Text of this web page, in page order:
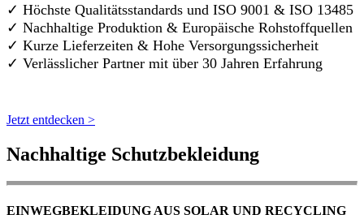
✓ Höchste Qualitätsstandards und ISO 9001 & ISO 13485
✓ Nachhaltige Produktion & Europäische Rohstoffquellen
✓ Kurze Lieferzeiten & Hohe Versorgungssicherheit
✓ Verlässlicher Partner mit über 30 Jahren Erfahrung
Jetzt entdecken >
Nachhaltige Schutzbekleidung
EINWEGBEKLEIDUNG AUS SOLAR UND RECYCLING